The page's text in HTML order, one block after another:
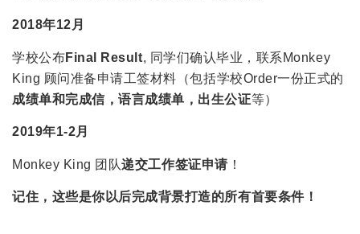
2018年12月
学校公布Final Result, 同学们确认毕业，联系Monkey
King 顾问准备申请工签材料（包括学校Order一份正式的
成绩单和完成信，语言成绩单，出生公证等）
2019年1-2月
Monkey King 团队递交工作签证申请！
记住，这些是你以后完成背景打造的所有首要条件！